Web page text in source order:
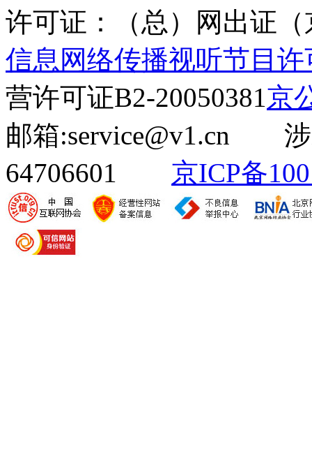
许可证：（总）网出证（
信息网络传播视听节目许
营许可证B2-20050381京
邮箱:service@v1.cn 涉
64706601 京ICP备